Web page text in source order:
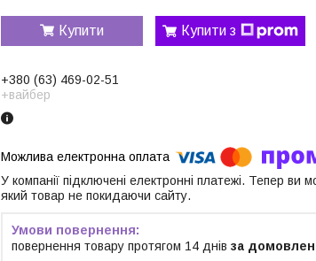
Купити Купити з
+380 (63) 469-02-51
+вайбер
У компанії підключені електронні платежі. Тепер ви
який товар не покидаючи сайту.
повернення товару протягом 14 днів за